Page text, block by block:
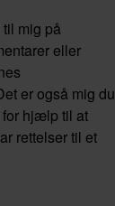
mig på
eller
er også mig du
for hjælp til at
rettelser til et